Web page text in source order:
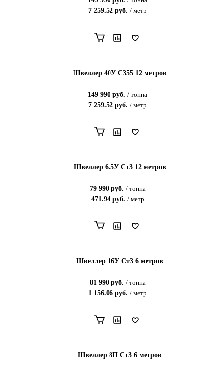
7 259.52 руб. / метр
Швеллер 40У С355 12 метров
149 990 руб. / тонна
7 259.52 руб. / метр
Швеллер 6.5У Ст3 12 метров
79 990руб. / тонна
471.94руб. / метр
Швеллер 16У Ст3 6 метров
81 990руб. / тонна
1 156.06 руб. / метр
Швеллер 8П Ст3 6 метров